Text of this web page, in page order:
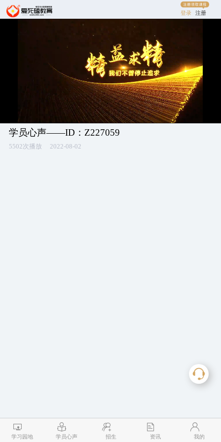
登录 注册
学员心声——ID：Z227059
5502次播放 2022-08-02
学习园地 学员心声 招生 资讯 我的